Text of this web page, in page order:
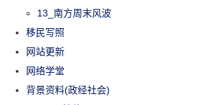
13_南方周末风波
移民写照
网站更新
网络学堂
背景资料(政经社会)